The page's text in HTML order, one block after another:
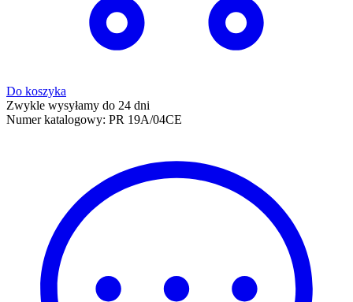
Do koszyka
Zwykle wysyłamy do 24 dni
Numer katalogowy: PR 19A/04CE